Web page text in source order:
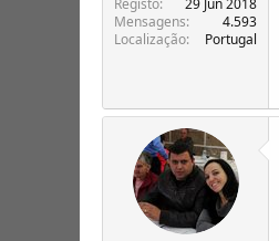
Registo
29 Jun 2018
Mensagens
4.593
Localização
Portugal